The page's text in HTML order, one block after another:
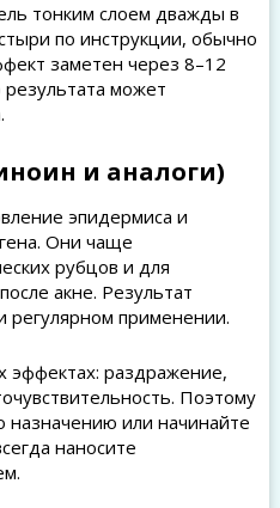
тонким слоем дважды в
по инструкции, обычно
заметен через 8–12
может
и аналоги)
эпидермиса и
Они чаще
рубцов и для
акне. Результат
регулярном применении.
эффектах: раздражение,
Поэтому
назначению или начинайте
наносите